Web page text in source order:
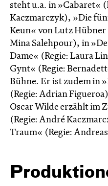
steht u.a. in »Cabaret«
Kaczmarczyk), »Die
Keun« von Lutz Hübner
Mina Salehpour), in
Dame« (Regie: Laura
Gynt« (Regie:
Bühne. Er ist zudem in
(Regie: Adrian
Oscar Wilde erzählt im
(Regie: André
Traum« (Regie: